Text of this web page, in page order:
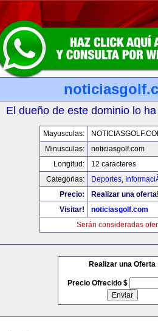
El dueño de este dominio lo
Mayusculas:
Minusculas:
noticiasgolf.com
Longitud:
12 caracteres
Categorias:
Deportes,
Precio:
Realizar una
Visitar!
noticiasgolf.com
Serán consideradas
Realizar una Oferta
Precio Ofrecido $